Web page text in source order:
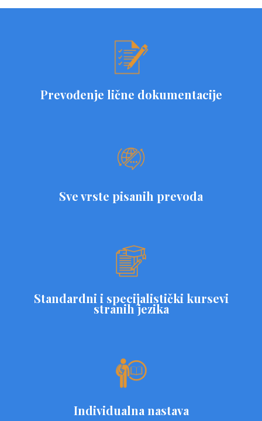
Prevođenje lične dokumentacije
Sve vrste pisanih prevoda
Standardni i specijalistički kursevi
stranih jezika
Individualna nastava